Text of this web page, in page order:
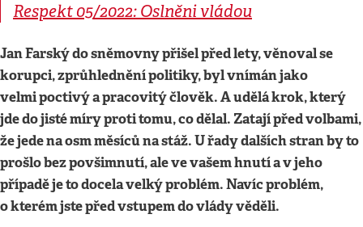
Respekt 05/2022: Oslněni vládou
Jan Farský do sněmovny přišel před lety, věnoval se
korupci, zprůhlednění politiky, byl vnímán jako
velmi poctivý a pracovitý člověk. A udělá krok, který
jde do jisté míry proti tomu, co dělal. Zatají před volbami,
že jede na osm měsíců na stáž. Uřady dalších stran by to
prošlo bez povšimnutí, ale ve vašem hnutí a v jeho
případě je to docela velký problém. Navíc problém,
o kterém jste před vstupem do vlády věděli.